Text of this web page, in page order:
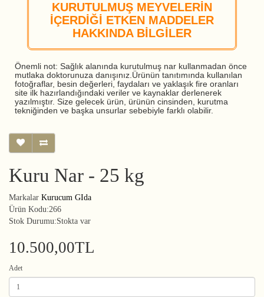
KURUTULMUŞ MEYVELERİN
İÇERDİĞİ ETKEN MADDELER
HAKKINDA BİLGİLER
Önemli not: Sağlık alanında kurutulmuş nar kullanmadan önce
mutlaka doktorunuza danışınız.Ürünün tanıtımında kullanılan
fotoğraflar, besin değerleri, faydaları ve yaklaşık fire oranları
site ilk hazırlandığındaki veriler ve kaynaklar derlenerek
yazılmıştır. Size gelecek ürün, ürünün cinsinden, kurutma
tekniğinden ve başka unsurlar sebebiyle farklı olabilir.
Kuru Nar - 25 kg
Markalar Kurucum GIda
Ürün Kodu:266
Stok Durumu:Stokta var
10.500,00TL
Adet